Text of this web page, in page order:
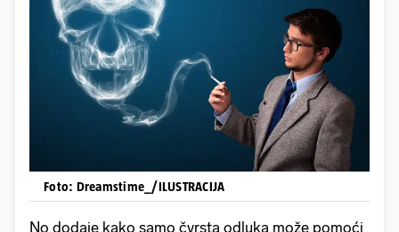
Foto: Dreamstime_/ILUSTRACIJA
No dodaje kako samo čvrsta odluka može pomoći